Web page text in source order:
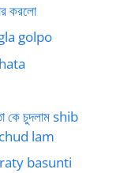
করলো
golpo
কে চুদলাম shib
lam
raty basunti